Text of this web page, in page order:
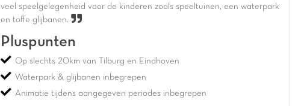
veel speelgelegenheid voor de kinderen zoals speeltuinen, een waterpark
en toffe glijbanen.
Pluspunten
Op slechts 20km van Tilburg en Eindhoven
Waterpark & glijbanen inbegrepen
Animatie tijdens aangegeven periodes inbegrepen